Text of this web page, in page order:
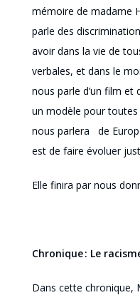
mémoire de madame
parle des
avoir dans la vie de
verbales, et dans le
nous parle d’un film et
un modèle pour toutes
nous parlera de
est de faire évoluer
Elle finira parnous
Chronique : Le
Dans cette chronique,